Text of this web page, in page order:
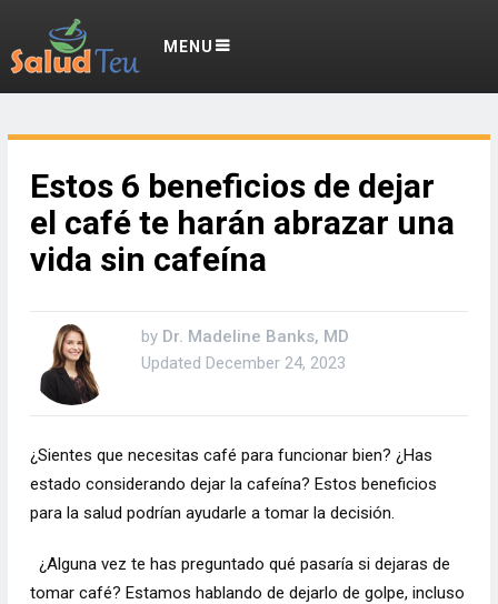
MENU
Estos 6 beneficios de dejar
el café te harán abrazar una
vida sin cafeína
by Dr. Madeline Banks, MD
Updated December 24, 2023
¿Sientes que necesitas café para funcionar bien? ¿Has
estado considerando dejar la cafeína? Estos beneficios
para la salud podrían ayudarle a tomar la decisión.
¿Alguna vez te has preguntado qué pasaría si dejaras de
tomar café? Estamos hablando de dejarlo de golpe, incluso